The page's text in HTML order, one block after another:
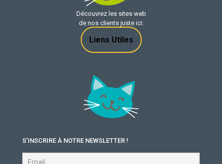
Découvrez les sites web
de nos clients juste ici:
Liens Utiles
S’INSCRIRE À NOTRE NEWSLETTER !